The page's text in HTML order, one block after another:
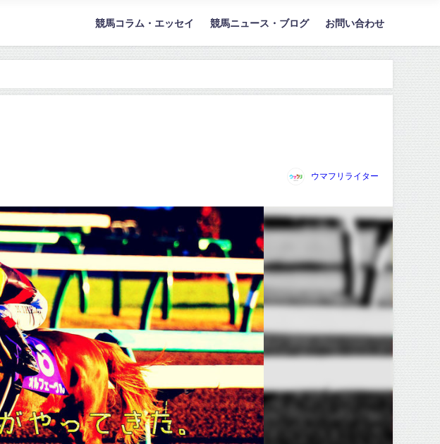
競馬コラム・エッセイ 競馬ニュース・ブログ お問い合わせ
ウマフリライター